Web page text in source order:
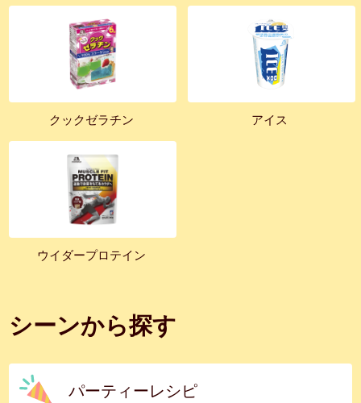
クックゼラチン アイス
ウイダープロテイン
シーンから探す
パーティーレシピ